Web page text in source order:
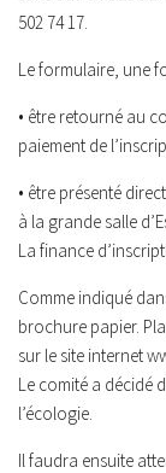
502 74 17.
Le formulaire, une
• être retourné au
paiement de
• être présenté
à la grande salle
La finance
Comme indiqué
brochure papier.
sur le site internet
Le comité a décidé
l’écologie.
Il faudra ensuite